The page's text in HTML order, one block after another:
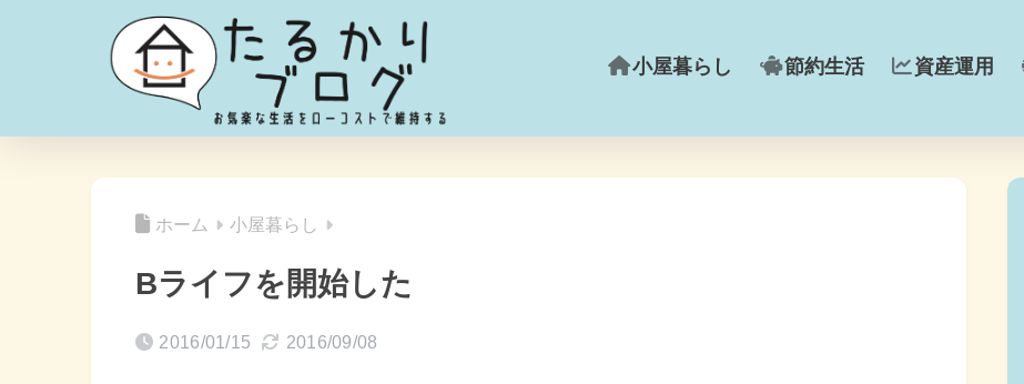
小屋暮らし 節約生活 資産運用
ホーム 小屋暮らし
Bライフを開始した
2016/01/15 2016/09/08